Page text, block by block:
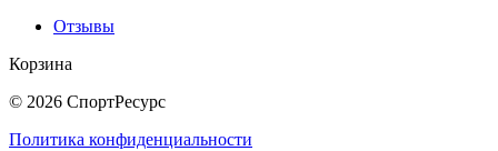
Отзывы
Корзина
© 2026 СпортРесурс
Политика конфиденциальности